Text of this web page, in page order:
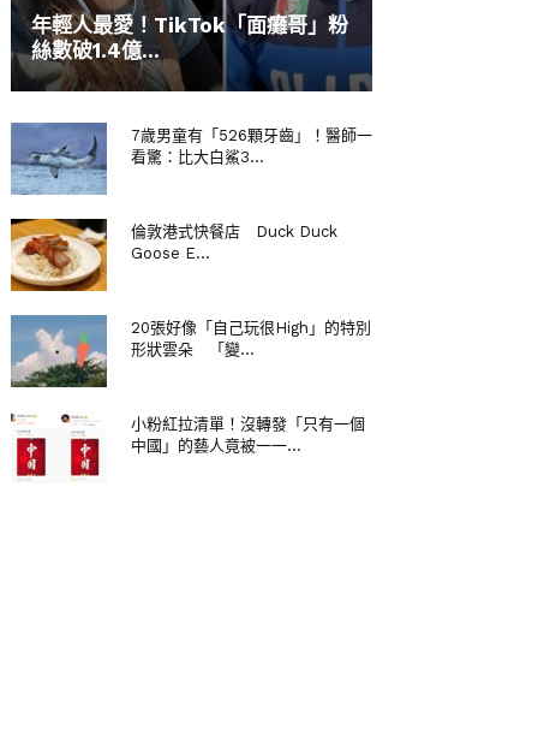
年輕人最愛！TikTok「面癱哥」粉
絲數破1.4億...
7歲男童有「526顆牙齒」！醫師一
看驚：比大白鯊3...
倫敦港式快餐店 Duck Duck
Goose E...
20張好像「自己玩很High」的特別
形狀雲朵 「變...
小粉紅拉清單！沒轉發「只有一個
中國」的藝人竟被一一...